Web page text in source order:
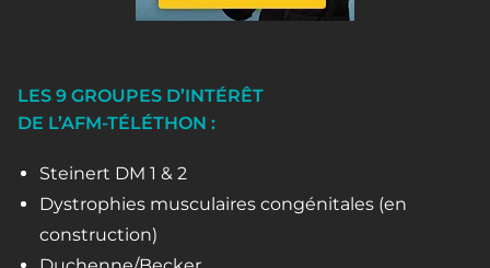
LES 9 GROUPES D’INTÉRÊT
DE L’AFM-TÉLÉTHON :
Steinert DM 1 & 2
Dystrophies musculaires congénitales (en
construction)